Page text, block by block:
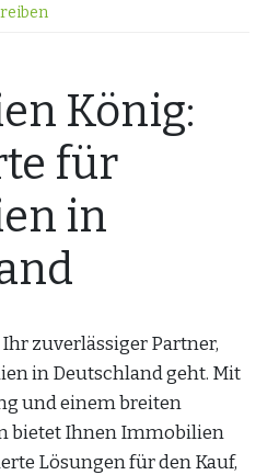
König:
für
in
zuverlässiger Partner,
in Deutschland geht. Mit
und einem breiten
bietet Ihnen Immobilien
Lösungen für den Kauf,